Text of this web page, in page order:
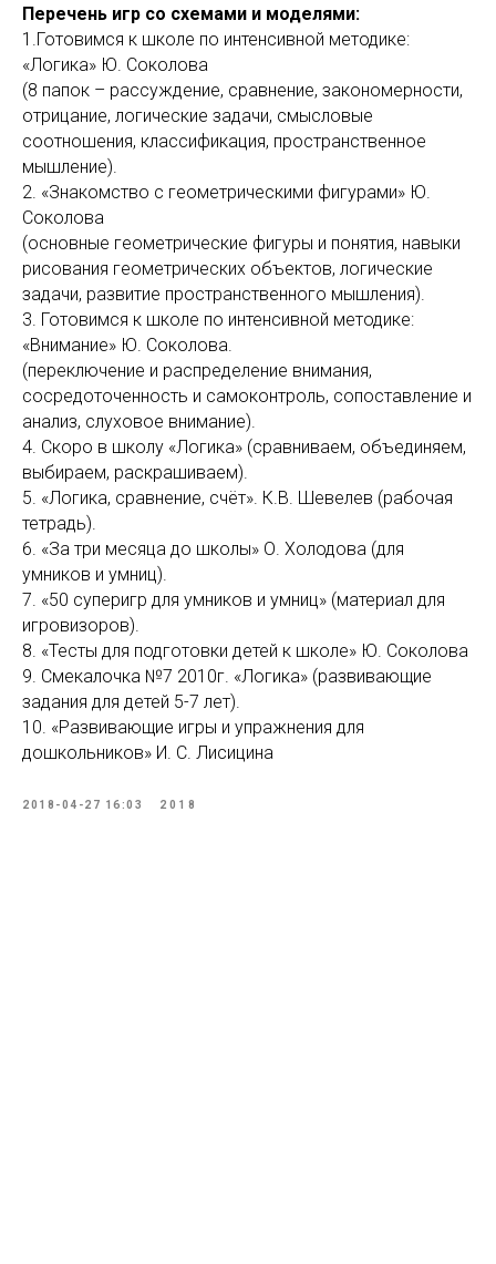
Перечень игр со схемами и моделями:
1.Готовимся к школе по интенсивной методике:
«Логика» Ю. Соколова
(8 папок – рассуждение, сравнение, закономерности,
отрицание, логические задачи, смысловые
соотношения, классификация, пространственное
мышление).
2. «Знакомство с геометрическими фигурами» Ю.
Соколова
(основные геометрические фигуры и понятия, навыки
рисования геометрических объектов, логические
задачи, развитие пространственного мышления).
3. Готовимся к школе по интенсивной методике:
«Внимание» Ю. Соколова.
(переключение и распределение внимания,
сосредоточенность и самоконтроль, сопоставление и
анализ, слуховое внимание).
4. Скоро в школу «Логика» (сравниваем, объединяем,
выбираем, раскрашиваем).
5. «Логика, сравнение, счёт». К.В. Шевелев (рабочая
тетрадь).
6. «За три месяца до школы» О. Холодова (для
умников и умниц).
7. «50 суперигр для умников и умниц» (материал для
игровизоров).
8. «Тесты для подготовки детей к школе» Ю. Соколова
9. Смекалочка №7 2010г. «Логика» (развивающие
задания для детей 5-7 лет).
10. «Развивающие игры и упражнения для
дошкольников» И. С. Лисицина
2018-04-27 16:03 2018